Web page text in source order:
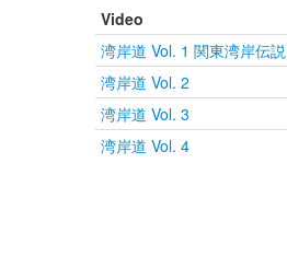
Video
湾岸道 Vol. 1 関東湾岸伝説
湾岸道 Vol. 2
湾岸道 Vol. 3
湾岸道 Vol. 4